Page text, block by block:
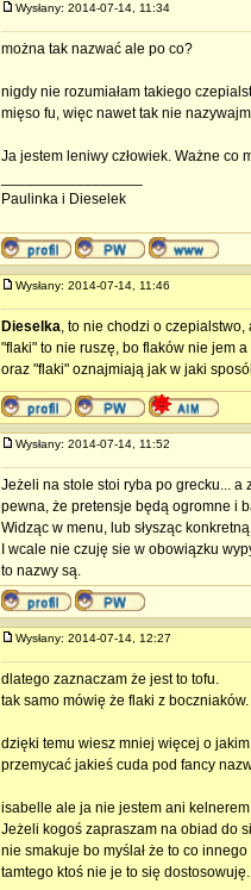
Wysłany: 2014-07-14, 11:34
można tak nazwać ale po co?
nigdy nie rozumiałam takiego
mięso fu, więc nawet tak nie
Ja jestem leniwy człowiek. Ważne co
Paulinka i Dieselek
Wysłany: 2014-07-14, 11:46
Dieselka, to nie chodzi o czepialstwo,
"flaki" to nie ruszę, bo flaków nie jem
oraz "flaki" oznajmiają jak w jaki
Wysłany: 2014-07-14, 11:52
Jeżeli na stole stoi ryba po grecku... a
pewna, że pretensje będą ogromne i
Widząc w menu, lub słysząc
I wcale nie czuję sie w obowiązku
to nazwy są.
Wysłany: 2014-07-14, 12:27
dlatego zaznaczam że jest to tofu.
tak samo mówię że flaki z boczniaków.
dzięki temu wiesz mniej więcej o
przemycać jakieś cuda pod fancy
isabelle ale ja nie jestem ani
Jeżeli kogoś zapraszam na obiad do
nie smakuje bo myślał że to co
tamtego ktoś nie je to się